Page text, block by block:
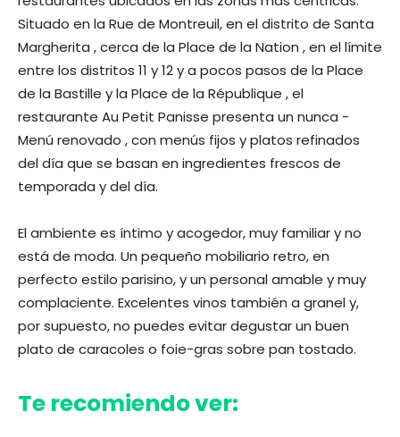
Situado en la Rue de Montreuil, en el distrito de Santa
Margherita , cerca de la Place de la Nation , en el límite
entre los distritos 11 y 12 y a pocos pasos de la Place
de la Bastille y la Place de la République , el
restaurante Au Petit Panisse presenta un nunca -
Menú renovado , con menús fijos y platos refinados
del día que se basan en ingredientes frescos de
temporada y del día.
El ambiente es íntimo y acogedor, muy familiar y no
está de moda. Un pequeño mobiliario retro, en
perfecto estilo parisino, y un personal amable y muy
complaciente. Excelentes vinos también a granel y,
por supuesto, no puedes evitar degustar un buen
plato de caracoles o foie-gras sobre pan tostado.
Te recomiendo ver: